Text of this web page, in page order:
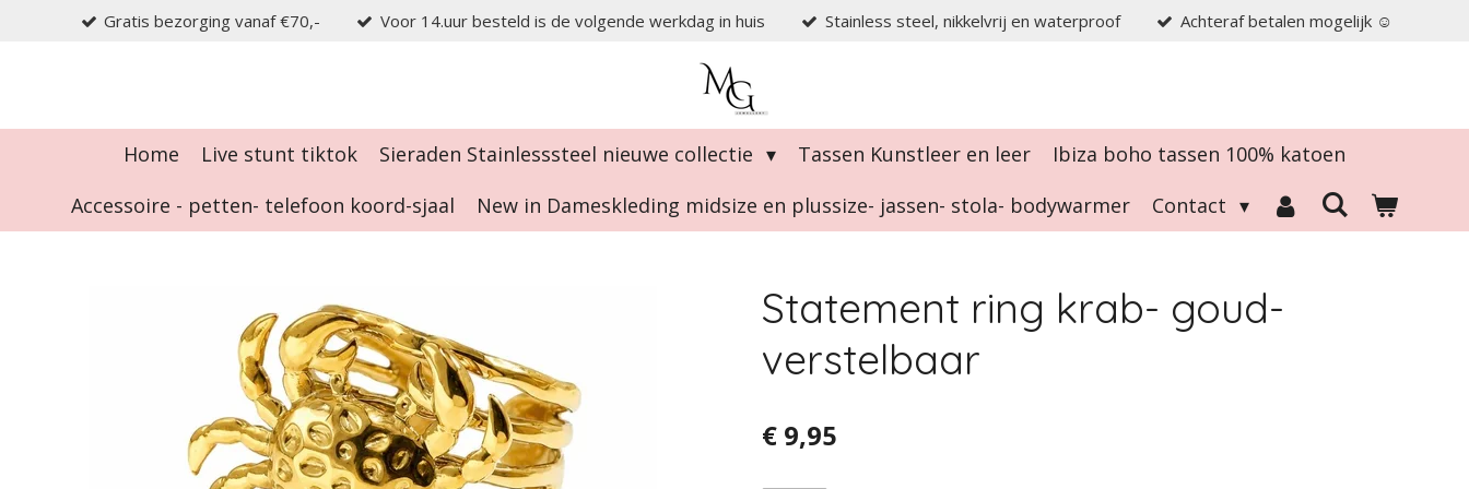
Gratis bezorging vanaf €70,- Voor 14.uur besteld is de volgende werkdag in huis Stainless steel, nikkelvrij en waterproof Achteraf betalen mogelijk ☺️
Home Live stunt tiktok Sieraden Stainlesssteel nieuwe collectie Tassen Kunstleer en leer
Ibiza boho tassen 100% katoen
Accessoire - petten- telefoon koord-sjaal
New in Dameskleding midsize en plussize- jassen- stola- bodywarmer Contact
Statement ring krab- goud-
verstelbaar
€ 9,95